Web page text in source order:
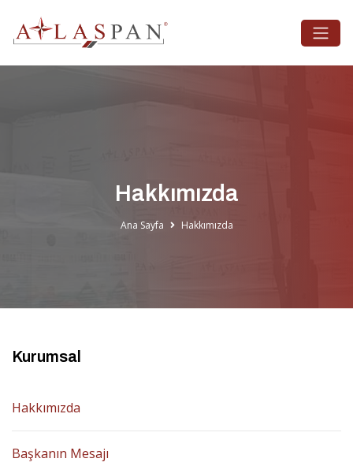
Hakkımızda
Ana Sayfa Hakkımızda
Kurumsal
Hakkımızda
Başkanın Mesajı